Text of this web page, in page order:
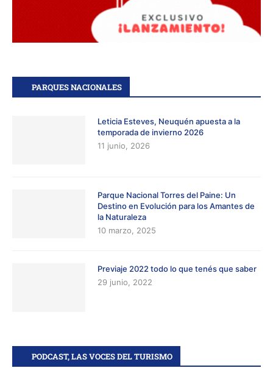
PARQUES NACIONALES
Leticia Esteves, Neuquén apuesta a la
temporada de invierno 2026
11 junio, 2026
Parque Nacional Torres del Paine: Un
Destino en Evolución para los Amantes de
la Naturaleza
10 marzo, 2025
Previaje 2022 todo lo que tenés que saber
29 junio, 2022
PODCAST, LAS VOCES DEL TURISMO